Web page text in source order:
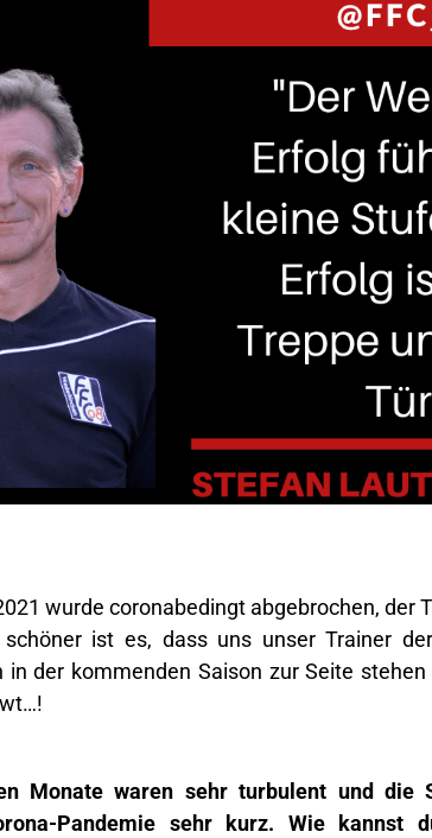
wurde coronabedingt abgebrochen, der
ist es, dass uns unser Trainer
in der kommenden Saison zur Seite
Monate waren sehr turbulent und die
Pandemie sehr kurz. Wie kannst